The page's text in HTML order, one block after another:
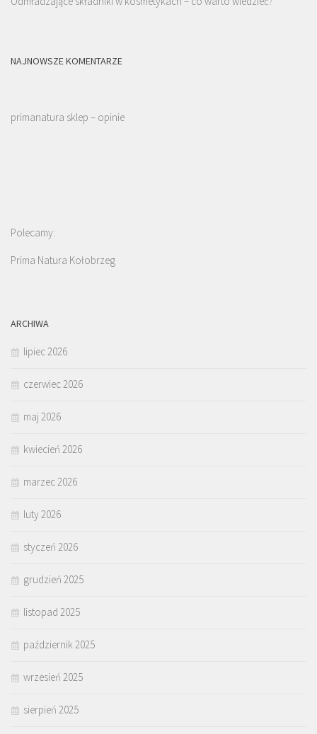
NAJNOWSZE KOMENTARZE
primanatura sklep – opinie
Polecamy:
Prima Natura Kołobrzeg
ARCHIWA
lipiec 2026
czerwiec 2026
maj 2026
kwiecień 2026
marzec 2026
luty 2026
styczeń 2026
grudzień 2025
listopad 2025
październik 2025
wrzesień 2025
sierpień 2025